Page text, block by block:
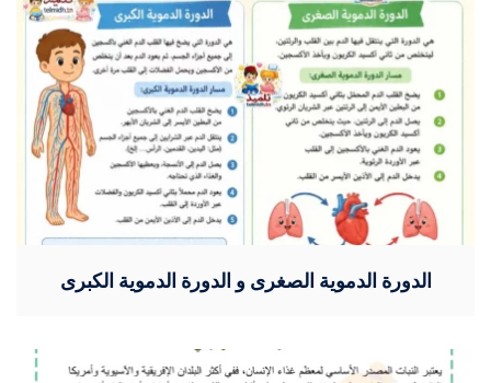
الدورة الدموية الصغرى و الدورة الدموية الكبرى